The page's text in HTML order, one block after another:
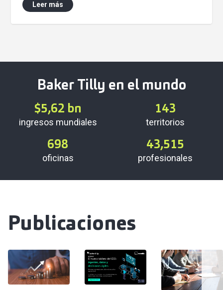
Leer más
Baker Tilly en el mundo
$5,62 bn
ingresos mundiales
143
territorios
698
oficinas
43,515
profesionales
Publicaciones